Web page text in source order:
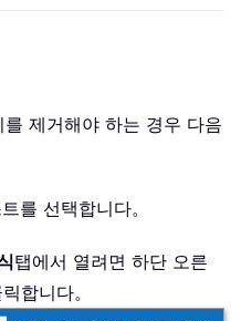
제거해야 하는 경우 다음
를 선택합니다。
탭에서 열려면 하단 오른
합니다。